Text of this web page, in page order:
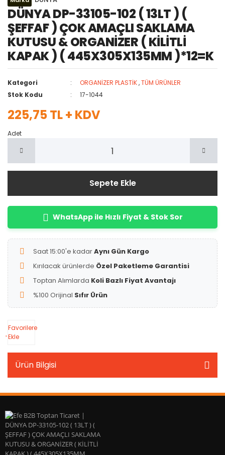
DÜNYA DP-33105-102 ( 13LT ) (
ŞEFFAF ) ÇOK AMAÇLI SAKLAMA
KUTUSU & ORGANİZER ( KİLİTLİ
KAPAK ) ( 445X305X135MM )*12=K
Kategori ORGANİZER PLASTİK,TÜM ÜRÜNLER
Stok Kodu
17-1044
225,75 TL + KDV
Adet
Sepete Ekle
WhatsApp ile Hızlı Fiyat & Stok Sor
Saat 15:00'e kadarAynı Gün Kargo
Kırılacak ürünlerde Özel Paketleme Garantisi
Toptan Alımlarda Koli Bazlı Fiyat Avantajı
%100 Orijinal Sıfır Ürün
Favorilere
Ekle
Ürün Bilgisi